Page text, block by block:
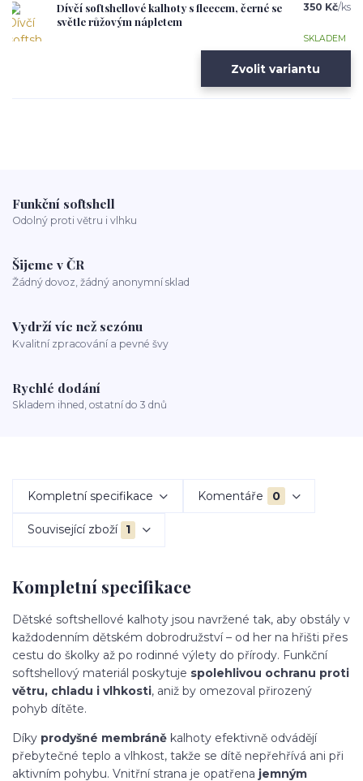
Dívčí softshellové kalhoty s fleecem, černé se
světle růžovým nápletem
350 Kč/ks
SKLADEM
Zvolit variantu
Funkční softshell
Odolný proti větru i vlhku
Šijeme v ČR
Žádný dovoz, žádný anonymní sklad
Vydrží víc než sezónu
Kvalitní zpracování a pevné švy
Rychlé dodání
Skladem ihned, ostatní do 3 dnů
Kompletní specifikace Komentáře 0
Související zboží 1
Kompletní specifikace
Dětské softshellové kalhoty jsou navržené tak, aby obstály v
každodenním dětském dobrodružství – od her na hřišti přes
cestu do školky až po rodinné výlety do přírody. Funkční
softshellový materiál poskytuje spolehlivou ochranu proti
větru, chladu i vlhkosti, aniž by omezoval přirozený
pohyb dítěte.
Díky prodyšné membráně kalhoty efektivně odvádějí
přebytečné teplo a vlhkost, takže se dítě nepřehřívá ani při
aktivním pohybu. Vnitřní strana je opatřena jemným